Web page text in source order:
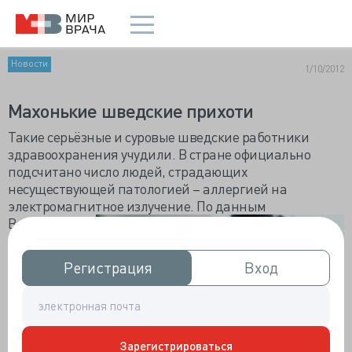
Регистрация
Регистрация Вход
Вход
Зарегистрироваться
Новости 1/10/2012
Махонькие шведские прихоти
Такие серьёзные и суровые шведские работники
здравоохранения учудили. В стране официально
подсчитано число людей, страдающих
несуществующей патологией – аллергией на
электромагнитное излучение. По данным
Всешведского
медицинског
анкетирован
ия 2007 года,
около 3%
жителей